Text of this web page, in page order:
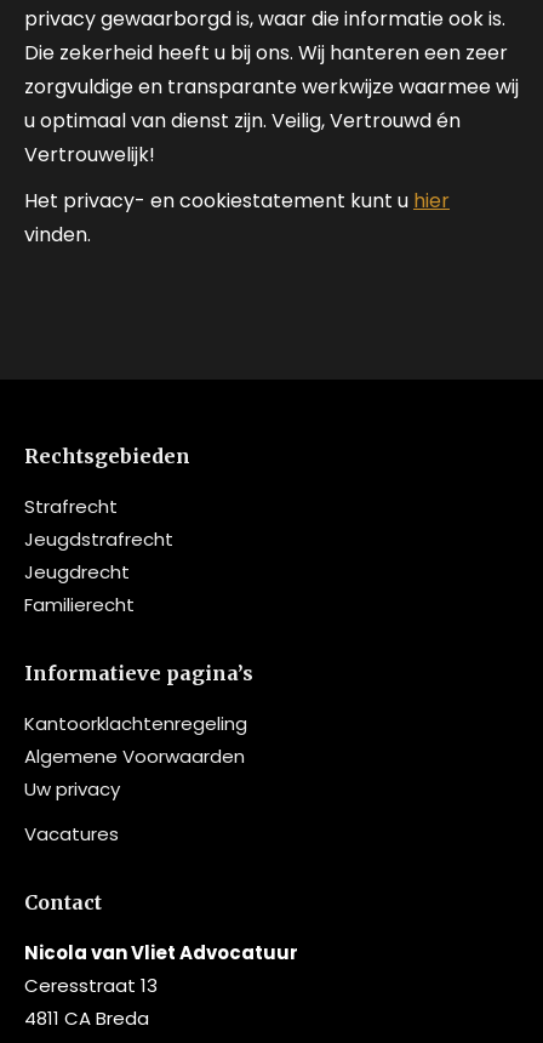
privacy gewaarborgd is, waar die informatie ook is.
Die zekerheid heeft u bij ons. Wij hanteren een zeer
zorgvuldige en transparante werkwijze waarmee wij
u optimaal van dienst zijn. Veilig, Vertrouwd én
Vertrouwelijk!
Het privacy- en cookiestatement kunt u hier
vinden.
Rechtsgebieden
Strafrecht
Jeugdstrafrecht
Jeugdrecht
Familierecht
Informatieve pagina’s
Kantoorklachtenregeling
Algemene Voorwaarden
Uw privacy
Vacatures
Contact
Nicola van Vliet Advocatuur
Ceresstraat 13
4811 CA Breda